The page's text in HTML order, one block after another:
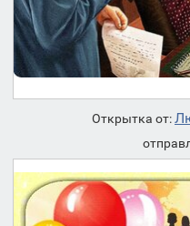
Открытка от: